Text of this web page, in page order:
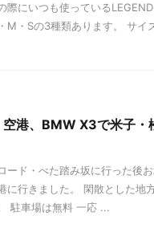
際にいつも使っている
M・Sの3種類あります。 サ
空港、BMW X3で米子
ード・べた踏み坂に行った後
に行きました。 閑散とした地
駐車場は無料 一応 ...